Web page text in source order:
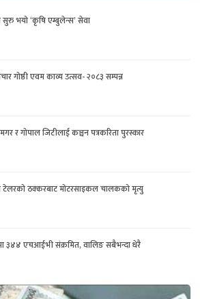
सुरु भयो ‘कृषि एम्बुलेन्स’ सेवा
गोष्ठी एवम काव्य उत्सव- २०८३ सम्पन्न
र गोपाल जिटीलाई कञ्चन पत्रकरिता पुरस्कार
टेलरको ठक्करबाट मोटरसाइकल चालकको मृत्यु
३४४ एचआईभी संक्रमित, वालिङ सबैभन्दा धेरै